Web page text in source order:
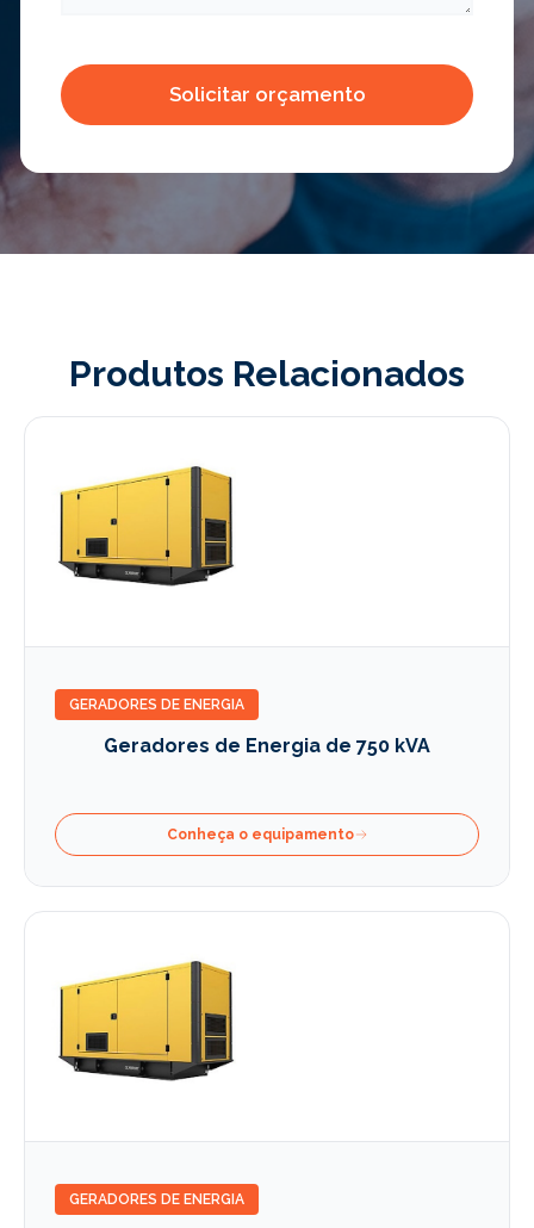
Produtos Relacionados
GERADORES DE ENERGIA
Geradores de Energia de 750 kVA
Conheça o equipamento
GERADORES DE ENERGIA